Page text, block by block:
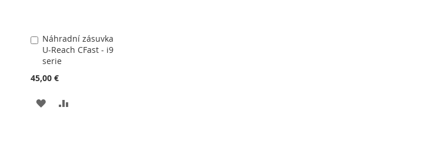
Náhradní zásuvka
U-Reach CFast - i9
serie
45,00 €
Přidat
do
košíku
PŘIDAT